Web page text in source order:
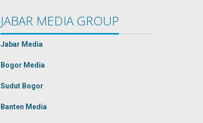
JABAR MEDIA GROUP
Jabar Media
Bogor Media
Sudut Bogor
Banten Media